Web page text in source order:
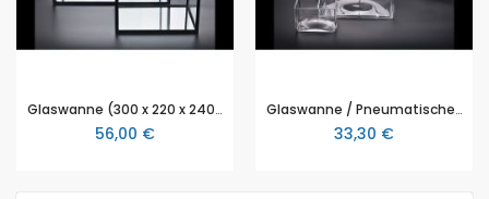
Glaswanne (300 x 220 x 240 mm)
56,00 €
Glaswanne / Pneumatische Wanne (250 x 180 x 220 mm)
33,30 €